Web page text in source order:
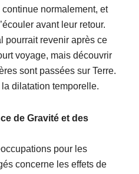
normalement, et
avant leur retour.
pourrait revenir après ce
voyage, mais découvrir
sont passées sur Terre.
la dilatation temporelle.
de Gravité et des
pour les
concerne les effets de